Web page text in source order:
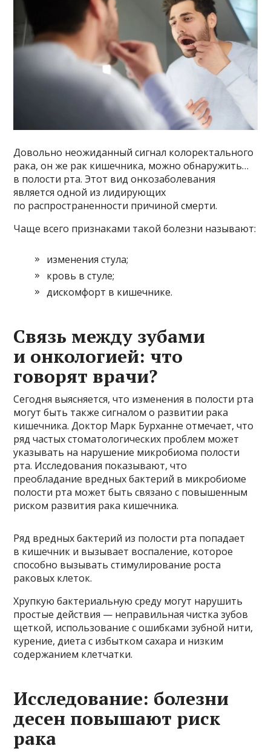
Довольно неожиданный сигнал колоректального
рака, он же рак кишечника, можно обнаружить…
в полости рта. Этот вид онкозаболевания
является одной из лидирующих
по распространенности причиной смерти.
Чаще всего признаками такой болезни называют:
изменения стула;
кровь в стуле;
дискомфорт в кишечнике.
Связь между зубами
и онкологией: что
говорят врачи?
Сегодня выясняется, что изменения в полости рта
могут быть также сигналом о развитии рака
кишечника. Доктор Марк Бурханне отмечает, что
ряд частых стоматологических проблем может
указывать на нарушение микробиома полости
рта. Исследования показывают, что
преобладание вредных бактерий в микробиоме
полости рта может быть связано с повышенным
риском развития рака кишечника.
Ряд вредных бактерий из полости рта попадает
в кишечник и вызывает воспаление, которое
способно вызывать стимулирование роста
раковых клеток.
Хрупкую бактериальную среду могут нарушить
простые действия — неправильная чистка зубов
щеткой, использование с ошибками зубной нити,
курение, диета с избытком сахара и низким
содержанием клетчатки.
Исследование: болезни
десен повышают риск
рака